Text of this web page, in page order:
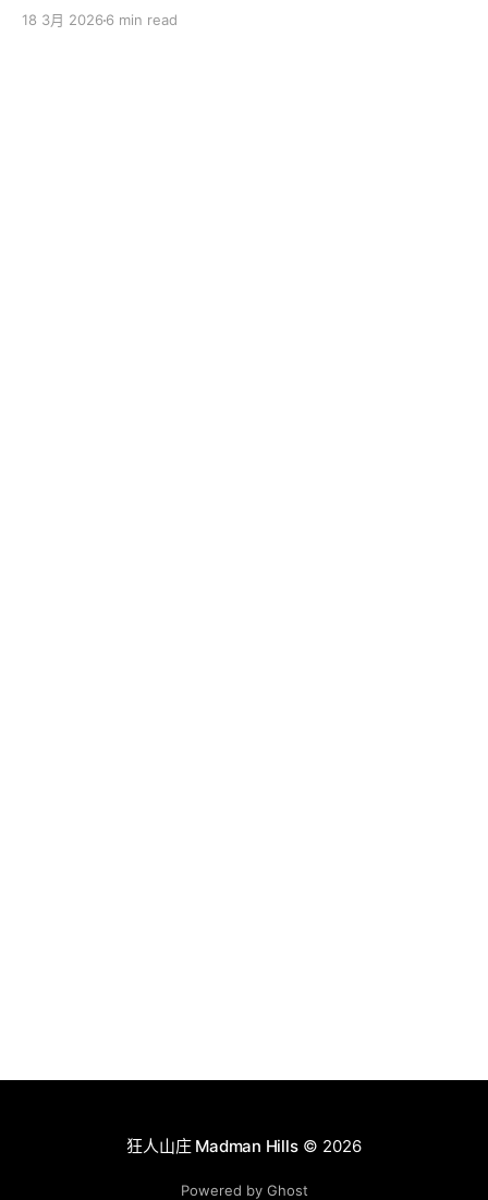
ServBay 2.0 I promised you before the New Year has
18 3月 2026 6 min read
狂人山庄 Madman Hills© 2026
Powered by Ghost